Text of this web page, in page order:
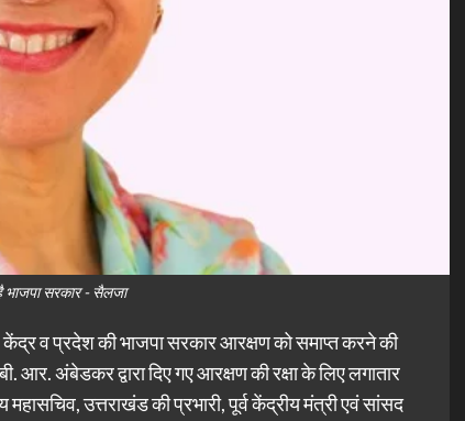
भाजपा सरकार - सैलजा
व प्रदेश की भाजपा सरकार आरक्षण को समाप्त करने की
आर. अंबेडकर द्वारा दिए गए आरक्षण की रक्षा के लिए लगातार
उत्तराखंड की प्रभारी, पूर्व केंद्रीय मंत्री एवं सांसद